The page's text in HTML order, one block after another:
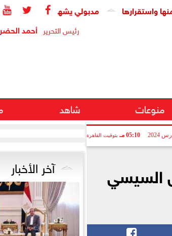


مدبولي يشهد توقيع اتفاقية تأسيس
رئيس التحرير أحمد
منوعات شاهد
05:10 مـ بتوقيت القاهرة
السيسي آخر الأخبار